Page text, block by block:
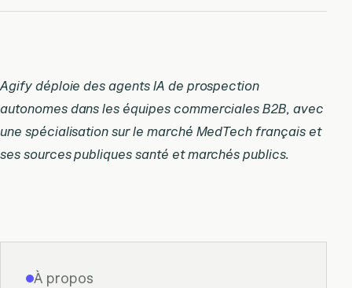
Agify déploie des agents IA de prospection
autonomes dans les équipes commerciales B2B, avec
une spécialisation sur le marché MedTech français et
ses sources publiques santé et marchés publics.
À propos